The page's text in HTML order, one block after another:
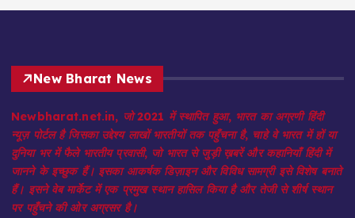
New Bharat News
न्यूज़ पोर्टल है जिसका उद्देश्य लाखों भारतीयों तक पहुँचना है, चाहे वे भारत में हों या
दुनिया भर में फैले भारतीय प्रवासी, जो भारत से जुड़ी ख़बरें और कहानियाँ हिंदी में
जानने के इच्छुक हैं। इसका आकर्षक डिज़ाइन और विविध सामग्री इसे विशेष बनाते
हैं। इसने वेब मार्केट में एक प्रमुख स्थान हासिल किया है और तेजी से शीर्ष स्थान
पर पहुँचने की ओर अग्रसर है।